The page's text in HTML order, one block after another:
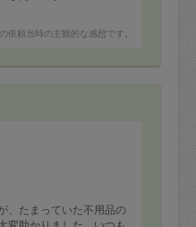
依頼当時の主観的な感想です。
、たまっていた不用品の